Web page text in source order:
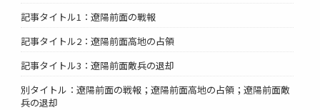
記事タイトル1：遼陽前面の戰報
記事タイトル2：遼陽前面高地の占領
記事タイトル3：遼陽前面敵兵の退却
別タイトル：遼陽前面の戦報；遼陽前面高地の占領；遼陽前面敵
兵の退却